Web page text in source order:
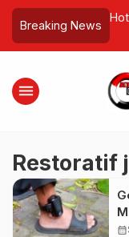
Breaking News
Hasil, Iran
Pertamina
Hormuz
menu
Restoratif
calendar_month